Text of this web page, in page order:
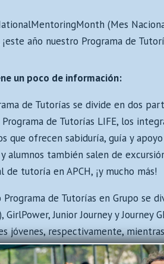
(Mes
año nuestro Programa de
un poco de información:
de Tutorías se divide en dos
de Tutorías LIFE, los
que ofrecen sabiduría, guía y
alumnos también salen de
de tutoría en APCH, ¡y mucho más!
de Tutorías en Grupo se
GirlPower, Junior Journey y
jóvenes, respectivamente,
chicos y hombres jóvenes. A